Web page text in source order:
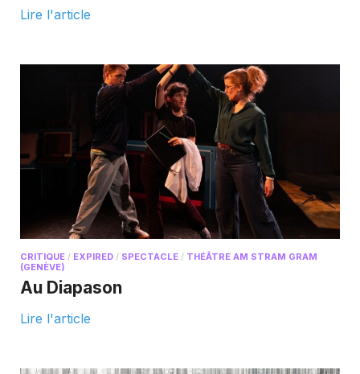
Lire l'article
CRITIQUE / EXPIRED / SPECTACLE / THÉÂTRE AM STRAM GRAM
(GENÈVE)
Au Diapason
Lire l'article